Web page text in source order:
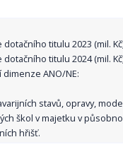
dotačního titulu 2023 (mil.
dotačního titulu 2024 (mil.
dimenze ANO/NE:
stavů, opravy,
škol v majetku v
hřišť.